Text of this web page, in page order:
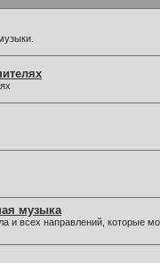
музыка
и всех направлений, которые